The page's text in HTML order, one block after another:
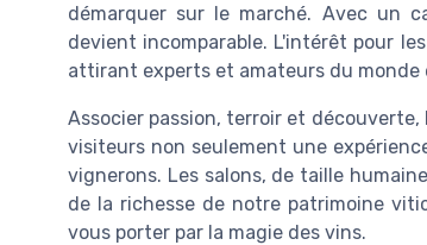
démarquer sur le marché. Avec un
devient incomparable. L'intérêt pour les
attirant experts et amateurs du monde
Associer passion, terroir et
visiteurs non seulement une
vignerons. Les salons, de taille
de la richesse de notre patrimoine
vous porter par la magie des vins.